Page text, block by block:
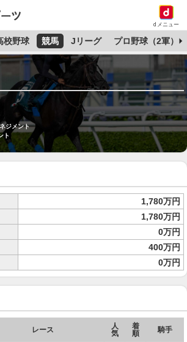
dメニュー
校野球 競馬 Jリーグ プロ野球（2軍）
ジメント
ト
1,780万円
1,780万円
0万円
400万円
0万円
レース
人
気
着
順
騎手